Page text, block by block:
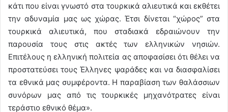
κάτι που είναι γνωστό στα τουρκικά αλιευτικά και εκθέτει
την αδυναμία μας ως χώρας. Έτσι δίνεται “χώρος” στα
τουρκικά αλιευτικά, που σταδιακά εδραιώνουν την
παρουσία τους στις ακτές των ελληνικών νησιών.
Επιτέλους η ελληνική πολιτεία ας αποφασίσει ότι θέλει να
προστατεύσει τους Έλληνες ψαράδες και να διασφαλίσει
τα εθνικά μας συμφέροντα. Η παραβίαση των θαλάσσιων
συνόρων μας από τις τουρκικές μηχανότρατες είναι
τεράστιο εθνικό θέμα».